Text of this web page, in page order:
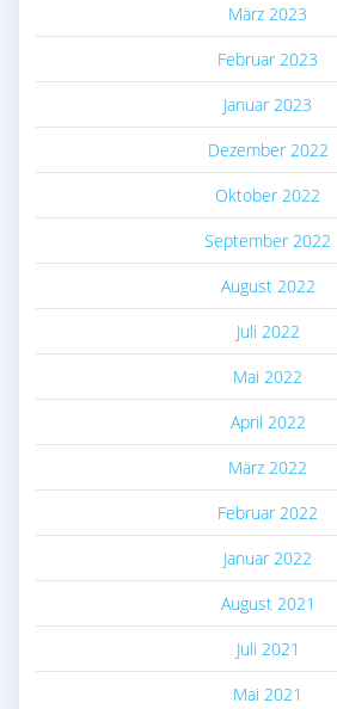
März 2023
Februar 2023
Januar 2023
Dezember 2022
Oktober 2022
September 2022
August 2022
Juli 2022
Mai 2022
April 2022
März 2022
Februar 2022
Januar 2022
August 2021
Juli 2021
Mai 2021